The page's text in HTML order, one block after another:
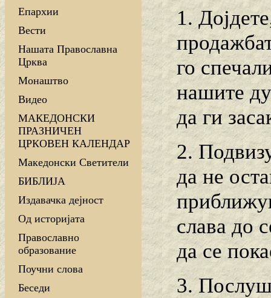
Епархии
Вести
Нашата Православна
Црква
Монаштво
Видео
МАКЕДОНСКИ
ПРАЗНИЧЕН
ЦРКОВЕН КАЛЕНДАР
Македонски Светители
БИБЛИЈА
Издавачка дејност
Од историјата
Православно
образование
Поучни слова
Беседи
1.
го
нашите
да ги
2.
да не
слава до
да се
3.